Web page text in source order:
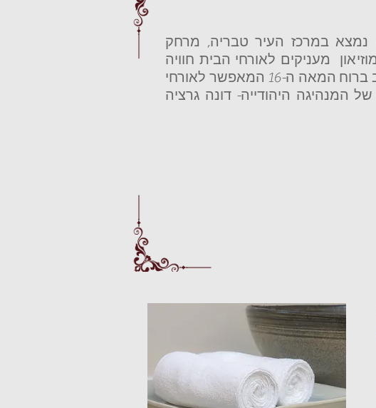
נמצא במרכז העיר טבריה, מרחק
מעניקים לאורחי הבית חוויה
עשירה וייחודית בזכות עיצובו המרהיב ברוח המאה ה-16 המאפשר לאורחי
המנהיגה היהודייה- דונה גרציה